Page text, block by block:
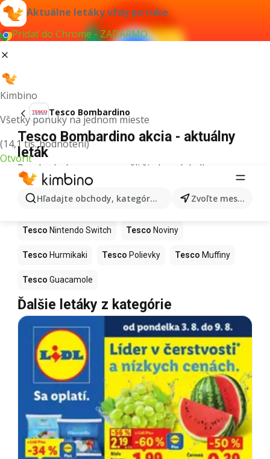
Aktuálne letáky vždy po ruke
Pridať do Chrome - ZADARMO
Kimbino
Všetky ponuky na jednom mieste
(14,1 tis. hodnotení)
Otvoriť
Hľadajte obchody, kategórie, produkty... Zvoľte mesto
Tesco Bombardino
Tesco Bombardino akcia - aktuálny
leták
Pre daný výraz sme nenašli žiadne výsledky.
Ďalšie produkty v obchodoch Tesco
Tesco Kapor Tesco Ashwagandha
Tesco Nintendo Switch Tesco Noviny
Tesco Hurmikaki Tesco Polievky Tesco Muffiny
Tesco Guacamole
Ďalšie letáky z kategórie